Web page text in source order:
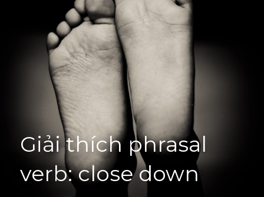
Giải đề thi từng câu
Lời khuyên
Giải đề thi
Academic words
Phrase
Phrasal Verb
Idioms đồng nghĩa
HỌC THỬ
Giải thích phrasal
verb: close down